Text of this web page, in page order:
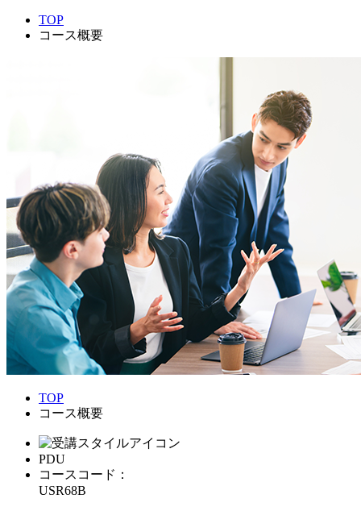
TOP
コース概要
TOP
コース概要
PDU
コースコード：
USR68B